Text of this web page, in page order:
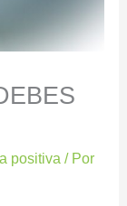
positiva / Por